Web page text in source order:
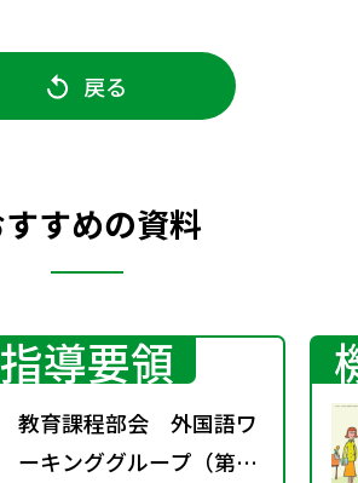
戻る
すめの資料
導要領
教育課程部会 外国語ワ
ーキンググループ（第9